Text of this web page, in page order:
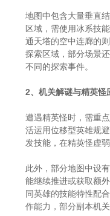
地图中包含大量垂直
区域，需使用冰系技
通天塔的空中连廊的
探索区域，部分场景
不同的探索事件。
2、机关解谜与精英怪
遭遇精英怪时，需重
活运用位移型英雄规
发技能，在精英怪虚
此外，部分地图中设
能继续推进或获取额
同英雄的技能特性配
作能力，部分副本机